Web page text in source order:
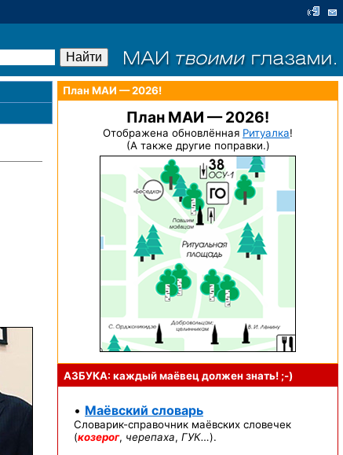
План МАИ — 2026!
План МАИ — 2026!
Отображена обновлённая Ритуалка!
(А также другие поправки.)
АЗБУКА: каждый маёвец должензнать! ;-)
• Маёвский словарь
Словарик-справочник маёвских словечек
(козерог, черепаха, ГУК…).